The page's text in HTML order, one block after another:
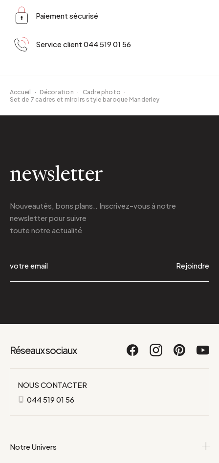
Paiement sécurisé
Service client 044 519 01 56
Accueil · Décoration · Cadre photo ·
Set de 7 cadres et miroirs style baroque Manderley
newsletter
Nouveautés, bons plans.. Inscrivez-vous à notre
newsletterpour suivre
toute notre actualité
Rejoindre
Réseaux sociaux
NOUS CONTACTER
044 519 01 56
Notre Univers